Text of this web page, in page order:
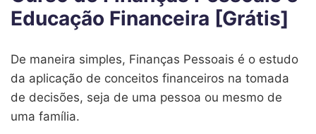
Educação Financeira [Grátis]
De maneira simples, Finanças Pessoais é o estudo
da aplicação de conceitos financeiros na tomada
de decisões, seja de uma pessoa ou mesmo de
uma família.